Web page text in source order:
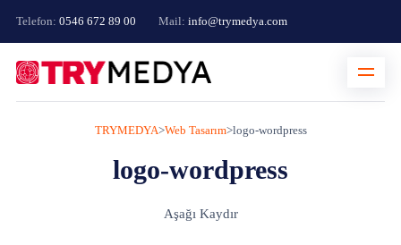
Telefon: 0546 672 89 00 Mail: info@trymedya.com
TRYMEDYA>Web Tasarım>logo-wordpress
logo-wordpress
Aşağı Kaydır